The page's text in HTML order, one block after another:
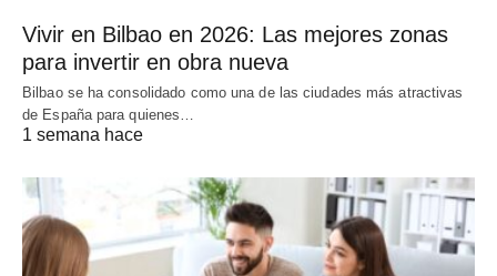
Vivir en Bilbao en 2026: Las mejores zonas
para invertir en obra nueva
Bilbao se ha consolidado como una de las ciudades más atractivas
de España para quienes…
1 semana hace